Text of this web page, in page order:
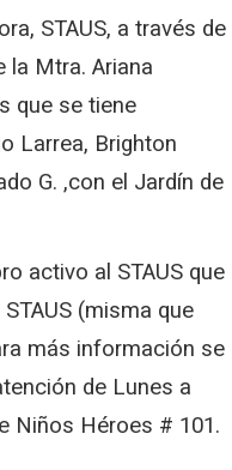
STAUS, a través de
la Mtra. Ariana
que se tiene
Larrea, Brighton
G. ,con el Jardín de
activo al STAUS que
(misma que
más información se
de Lunes a
Niños Héroes # 101.